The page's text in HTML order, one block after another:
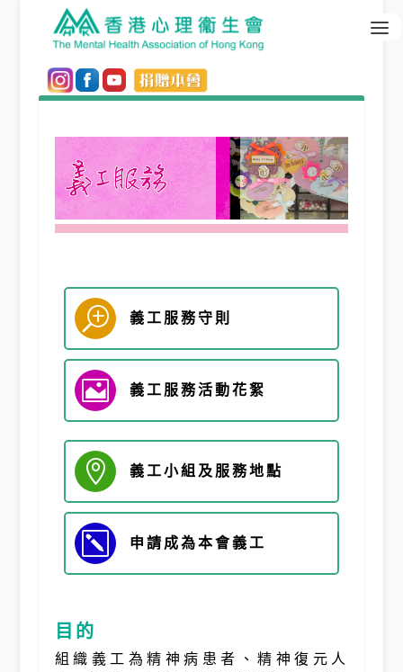
T 義工服務守則
 義工服務活動花絮
 義工小組及 服務地點
k 申請成為本會義工
目的
組織義工為精神病患者、精神復元人